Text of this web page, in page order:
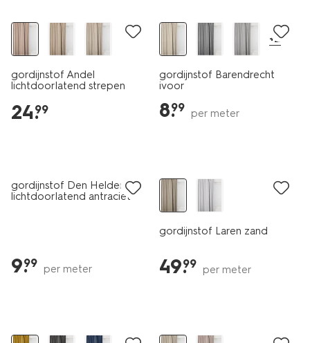
gordijnstof Andel
lichtdoorlatend strepen
24.
99
+2
gordijnstof Barendrecht
ivoor
8.
99 per meter
gordijnstof Den Helder
lichtdoorlatend antraciet
9.
99 per meter
gordijnstof Laren zand
49.
99 per meter